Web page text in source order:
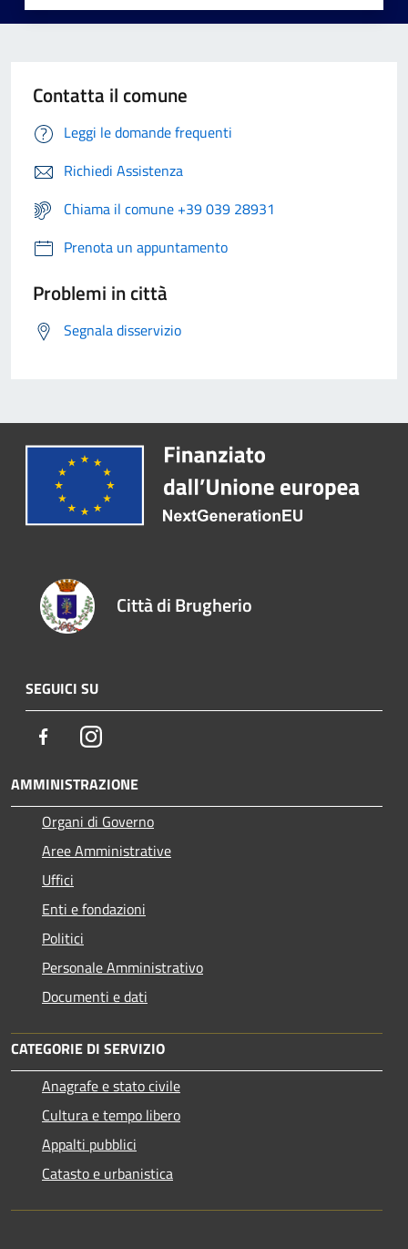
Contatta il comune
Leggi le domande frequenti
Richiedi Assistenza
Chiama il comune +39 039 28931
Prenota un appuntamento
Problemi in città
Segnala disservizio
Città di Brugherio
SEGUICI SU
FacebookInstagram
AMMINISTRAZIONE
Organi di Governo
Aree Amministrative
Uffici
Enti e fondazioni
Politici
Personale Amministrativo
Documenti e dati
CATEGORIE DI SERVIZIO
Anagrafe e stato civile
Cultura e tempo libero
Appalti pubblici
Catasto e urbanistica